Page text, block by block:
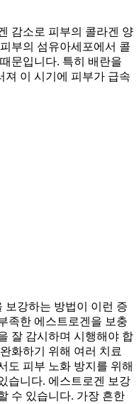
감소로 피부의 콜라겐 양
부의 섬유아세포에서 콜
문입니다. 특히 배란을
져 이 시기에 피부가 급속
보강하는 방법이 이런 증
족한 에스트로겐을 보충
잘 감시하며 시행해야 합
화하기 위해 여러 치료
도 피부 노화 방지를 위해
습니다. 에스트로겐 보강
수 있습니다. 가장 흔한